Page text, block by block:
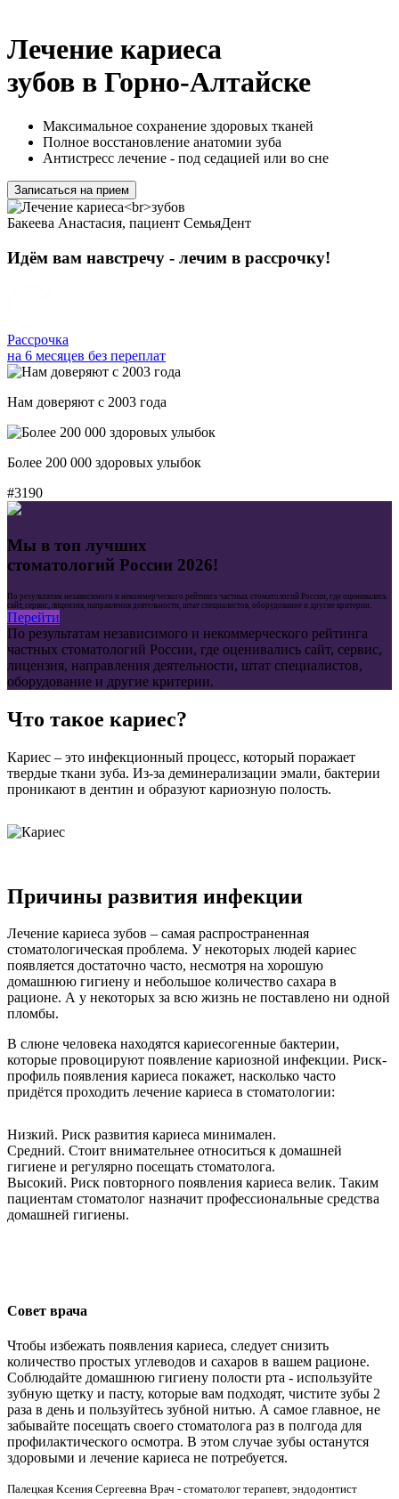
Лечение кариеса
зубов в Горно-Алтайске
Максимальное сохранение здоровых тканей
Полное восстановление анатомии зуба
Антистресс лечение - под седацией или во сне
Записаться на прием
Бакеева Анастасия, пациент СемьяДент
Идём вам навстречу - лечим в рассрочку!
Рассрочка
на 6 месяцев без переплат
Нам доверяют с 2003 года
Более 200 000 здоровых улыбок
#3190
Мы в топ лучших
стоматологий России 2026!
По результатам независимого и некоммерческого рейтинга частных стоматологий России, где оценивались
сайт, сервис, лицензия, направления деятельности, штат специалистов, оборудование и другие критерии.
Перейти
По результатам независимого и некоммерческого рейтинга
частных стоматологий России, где оценивались сайт, сервис,
лицензия, направления деятельности, штат специалистов,
оборудование и другие критерии.
Что такое кариес?
Кариес – это инфекционный процесс, который поражает
твердые ткани зуба. Из-за деминерализации эмали, бактерии
проникают в дентин и образуют кариозную полость.
Причины развития инфекции
Лечение кариеса зубов – самая распространенная
стоматологическая проблема. У некоторых людей кариес
появляется достаточно часто, несмотря на хорошую
домашнюю гигиену и небольшое количество сахара в
рационе. А у некоторых за всю жизнь не поставлено ни одной
пломбы.
В слюне человека находятся кариесогенные бактерии,
которые провоцируют появление кариозной инфекции. Риск-
профиль появления кариеса покажет, насколько часто
придётся проходить лечение кариеса в стоматологии:
Низкий. Риск развития кариеса минимален.
Средний. Стоит внимательнее относиться к домашней
гигиене и регулярно посещать стоматолога.
Высокий. Риск повторного появления кариеса велик. Таким
пациентам стоматолог назначит профессиональные средства
домашней гигиены.
Совет врача
Чтобы избежать появления кариеса, следует снизить
количество простых углеводов и сахаров в вашем рационе.
Соблюдайте домашнюю гигиену полости рта - используйте
зубную щетку и пасту, которые вам подходят, чистите зубы 2
раза в день и пользуйтесь зубной нитью. А самое главное, не
забывайте посещать своего стоматолога раз в полгода для
профилактического осмотра. В этом случае зубы останутся
здоровыми и лечение кариеса не потребуется.
Палецкая Ксения Сергеевна Врач - стоматолог терапевт, эндодонтист